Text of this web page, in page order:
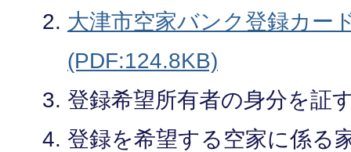
大津市空家バンク登録カー
(PDF:124.8KB)
登録希望所有者の身分を証
登録を希望する空家に係る